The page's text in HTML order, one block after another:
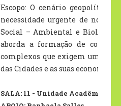
Escopo: O cenário geopolítico
necessidade urgente de novas
Social – Ambiental e Biológica
aborda a formação de
complexos que exigem uma
das Cidades e as suas economias.
SALA: 11 - Unidade Acadêmica